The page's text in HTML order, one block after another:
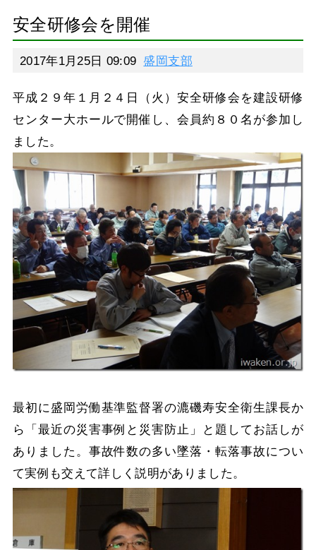
安全研修会を開催
2017年1月25日 09:09 盛岡支部
平成２９年１月２４日（火）安全研修会を建設研修
センター大ホールで開催し、会員約８０名が参加し
ました。
最初に盛岡労働基準監督署の漉磯寿安全衛生課長か
ら「最近の災害事例と災害防止」と題してお話しが
ありました。事故件数の多い墜落・転落事故につい
て実例も交えて詳しく説明がありました。